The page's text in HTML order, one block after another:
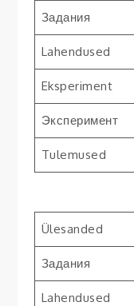
Задания
Lahendused
Eksperiment
Эксперимент
Tulemused
Ülesanded
Задания
Lahendused